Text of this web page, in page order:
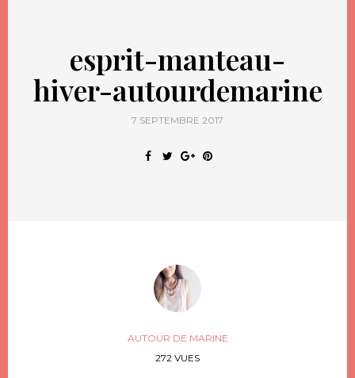
esprit-manteau-
hiver-autourdemarine
7 SEPTEMBRE 2017
AUTOUR DE MARINE
272 VUES